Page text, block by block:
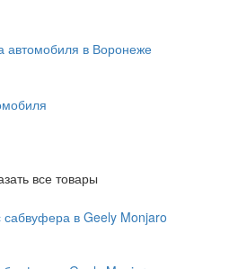
все товары